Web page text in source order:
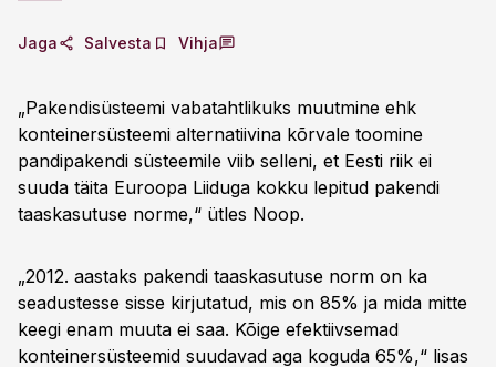
Jaga Salvesta Vihja
„Pakendisüsteemi vabatahtlikuks muutmine ehk
konteinersüsteemi alternatiivina kõrvale toomine
pandipakendi süsteemile viib selleni, et Eesti riik ei
suuda täita Euroopa Liiduga kokku lepitud pakendi
taaskasutuse norme,“ ütles Noop.
„2012. aastaks pakendi taaskasutuse norm on ka
seadustesse sisse kirjutatud, mis on 85% ja mida mitte
keegi enam muuta ei saa. Kõige efektiivsemad
konteinersüsteemid suudavad aga koguda 65%,“ lisas